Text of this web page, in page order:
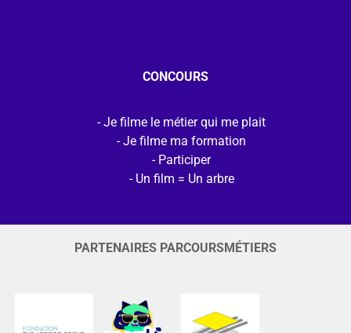
CONCOURS
Je filme le métier qui me plait
Je filme ma formation
Participer
Un film = Un arbre
PARTENAIRES PARCOURSMÉTIERS